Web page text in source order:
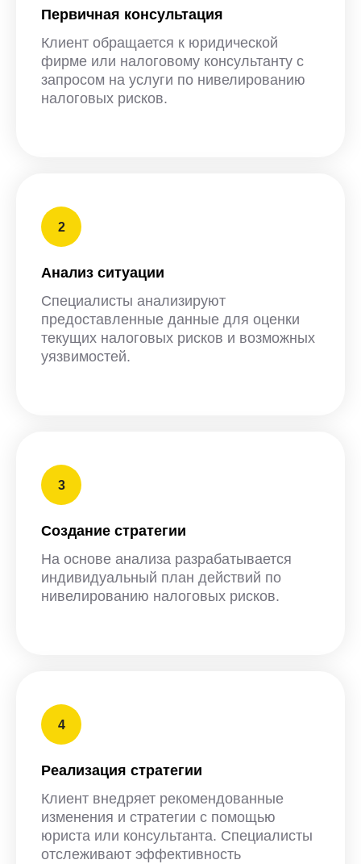
Первичная консультация
Клиент обращается к юридической
фирме или налоговому консультанту с
запросом на услуги по нивелированию
налоговых рисков.
Анализ ситуации
Специалисты анализируют
предоставленные данные для оценки
текущих налоговых рисков и возможных
уязвимостей.
Создание стратегии
На основе анализа разрабатывается
индивидуальный план действий по
нивелированию налоговых рисков.
Реализация стратегии
Клиент внедряет рекомендованные
изменения и стратегии с помощью
юриста или консультанта. Специалисты
отслеживают эффективность